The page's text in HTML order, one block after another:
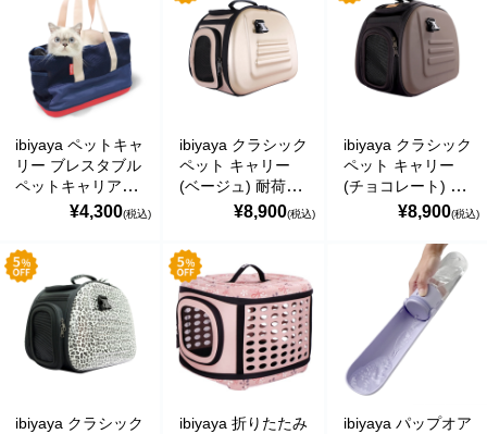
Pet Tote FC1428
イビヤヤ
Canvas Pet Tote
FC1428 イビヤヤ
Breathable Pet
Carrier イビヤヤ
FC1526
ibiyaya ペットキャ
リー ブレスタブル
ペットキャリア
(ネイビー) トート
たたみ おすすめ
ショルダーバッグ
Breathable Pet
Carrier イビヤヤ
FC1526
¥4,300(税込)
ibiyaya クラシック
ペット キャリー
(ベージュ) 耐荷重
約6kg 小型犬 犬
おでかけ 通院 旅
行 軽量 折りたた
み式 お手入れ簡単
Classic Pet Carrier
イビヤヤ
FC47655
¥8,900(税込)
ibiyaya クラシック
ペット キャリー
(チョコレート) 耐
荷重約6kg 小型犬
ス おでかけ 通院
旅行 軽量 折りた
たみ式 お手入れ簡
単 Classic Pet
Carrier イビヤヤ
FC47656
¥8,900(税込)
ibiyaya クラシック ibiyaya 折りたたみ ibiyaya パップオア
Marco Green Power アメリカ工場
関連会社